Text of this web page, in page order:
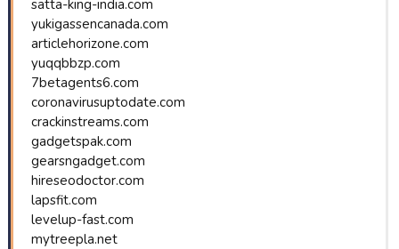
satta-king-india.com
yukigassencanada.com
articlehorizone.com
yuqqbbzp.com
7betagents6.com
coronavirusuptodate.com
crackinstreams.com
gadgetspak.com
gearsngadget.com
hireseodoctor.com
lapsfit.com
levelup-fast.com
mytreepla.net